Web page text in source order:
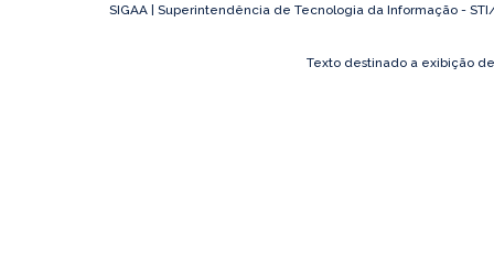
SIGAA | Superintendência de Tecnologia da Informação -
Texto destinado a exibição